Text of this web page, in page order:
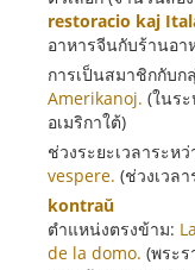
restoracio kaj
อาหารจีนกับร้านอา
การเป็นสมาชิกกับก
Amerikanoj. (ในร
อเมริกาใต้)
ช่วงระยะเวลาระหว่
vespere. (ช่วงเวล
kontraŭ
ตำแหน่งตรงข้าม:
de la domo. (พระ